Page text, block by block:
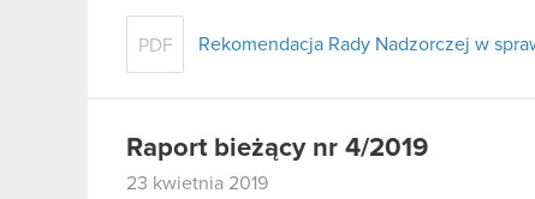
PDF Rekomendacja Rady Nadzorczej w
Raport bieżący nr 4/2019
23 kwietnia 2019